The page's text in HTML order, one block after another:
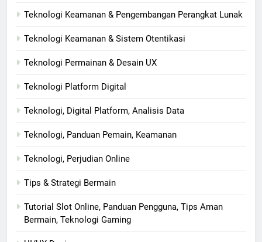
Teknologi Keamanan & Pengembangan Perangkat Lunak
Teknologi Keamanan & Sistem Otentikasi
Teknologi Permainan & Desain UX
Teknologi Platform Digital
Teknologi, Digital Platform, Analisis Data
Teknologi, Panduan Pemain, Keamanan
Teknologi, Perjudian Online
Tips & Strategi Bermain
Tutorial Slot Online, Panduan Pengguna, Tips Aman
Bermain, Teknologi Gaming